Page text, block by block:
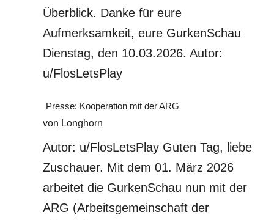
Überblick. Danke für eure
Aufmerksamkeit, eure GurkenSchau
Dienstag, den 10.03.2026. Autor:
u/FlosLetsPlay
Presse: Kooperation mit der ARG
von Longhorn
Autor: u/FlosLetsPlay Guten Tag, liebe
Zuschauer. Mit dem 01. März 2026
arbeitet die GurkenSchau nun mit der
ARG (Arbeitsgemeinschaft der